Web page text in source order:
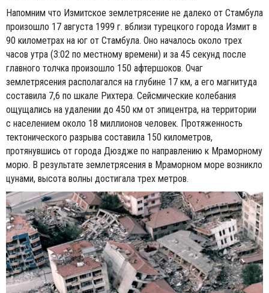
Напомним что Измитское землетрясение не далеко от Стамбула
произошло 17 августа 1999 г. вблизи турецкого города Измит в
90 километрах на юг от Стамбула. Оно началось около трех
часов утра (3:02 по местному времени) и за 45 секунд после
главного толчка произошло 150 афтершоков. Очаг
землетрясения располагался на глубине 17 км, а его магнитуда
составила 7,6 по шкале Рихтера. Сейсмические колебания
ощущались на удалении до 450 км от эпицентра, на территории
с населением около 18 миллионов человек. Протяженность
тектонического разрыва составила 150 километров,
протянувшись от города Дюздже по направлению к Мраморному
морю. В результате землетрясения в Мраморном море возникло
цунами, высота волны достигала трех метров.